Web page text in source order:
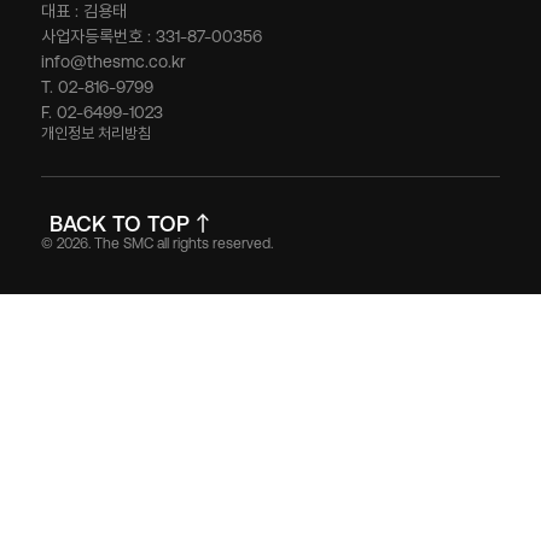
대표 : 김용태
사업자등록번호 : 331-87-00356
info@thesmc.co.kr
T. 02-816-9799
F. 02-6499-1023
개인정보 처리방침
© 2026. The SMC all rights reserved.
BACK TO TOP